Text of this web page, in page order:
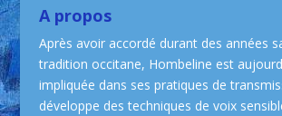
A propos
Après avoir accordé durant des années
tradition occitane, Hombeline est
impliquée dans ses pratiques de
développe des techniques de voix